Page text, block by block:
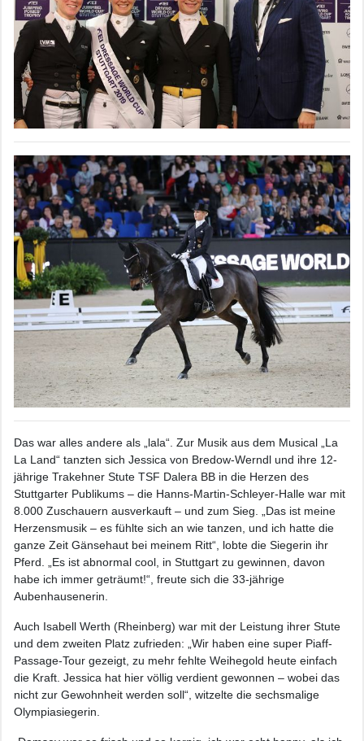
Das war alles andere als „lala“. Zur Musik aus dem Musical „La
La Land“ tanzten sich Jessica von Bredow-Werndl und ihre 12-
jährige Trakehner Stute TSF Dalera BB in die Herzen des
Stuttgarter Publikums – die Hanns-Martin-Schleyer-Halle war mit
8.000 Zuschauern ausverkauft – und zum Sieg. „Das ist meine
Herzensmusik – es fühlte sich an wie tanzen, und ich hatte die
ganze Zeit Gänsehaut bei meinem Ritt“, lobte die Siegerin ihr
Pferd. „Es ist abnormal cool, in Stuttgart zu gewinnen, davon
habe ich immer geträumt!“, freute sich die 33-jährige
Aubenhausenerin.
Auch Isabell Werth (Rheinberg) war mit der Leistung ihrer Stute
und dem zweiten Platz zufrieden: „Wir haben eine super Piaff-
Passage-Tour gezeigt, zu mehr fehlte Weihegold heute einfach
die Kraft. Jessica hat hier völlig verdient gewonnen – wobei das
nicht zur Gewohnheit werden soll“, witzelte die sechsmalige
Olympiasiegerin.